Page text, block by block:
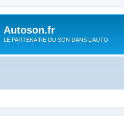
Autoson.fr
LE PARTENAIRE DU SON DANS L'AUTO